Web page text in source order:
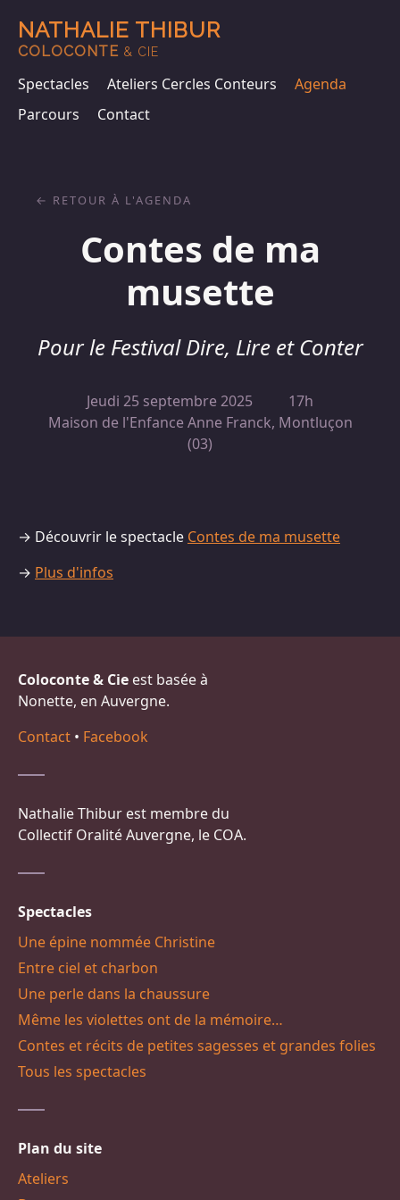
NATHALIE THIBUR
COLOCONTE & CIE
Spectacles Ateliers Cercles Conteurs
Agenda
Parcours
Contact
Contes de ma
musette
Pour le Festival Dire, Lire et Conter
Jeudi 25 septembre 2025
17h
Maison de l'Enfance Anne Franck, Montluçon
(03)
RETOUR À L'AGENDA
→ Découvrir le spectacle Contes de ma musette
→ Plus d'infos
Coloconte & Cie est basée à
Nonette, en Auvergne.
Contact • Facebook
Nathalie Thibur est membre du
Collectif Oralité Auvergne, le COA.
Spectacles
Une épine nommée Christine
Entre ciel et charbon
Une perle dans la chaussure
Même les violettes ont de la mémoire…
Contes et récits de petites sagesses et grandes folies
Tous les spectacles
Plan du site
Ateliers